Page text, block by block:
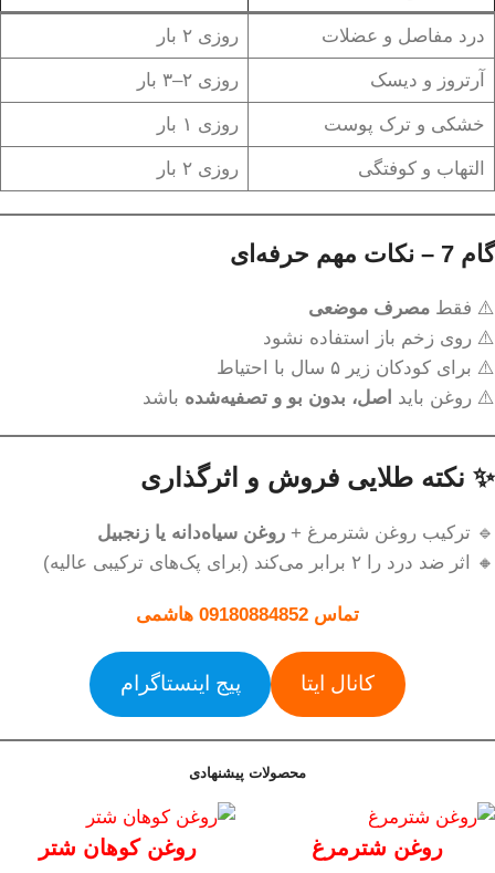
درد مفاصل و عضلات روزی ۲ بار
آرتروز و دیسک روزی ۲–۳ بار
خشکی و ترک پوست روزی ۱ بار
التهاب و کوفتگی روزی ۲ بار
گام 7 – نکات مهم حرفه‌ای
⚠️ فقط مصرف موضعی
⚠️ روی زخم باز استفاده نشود
⚠️ برای کودکان زیر ۵ سال با احتیاط
⚠️ روغن باید اصل، بدون بو و تصفیه‌شده باشد
✨ نکته طلایی فروش و اثرگذاری
🔹 ترکیب روغن شترمرغ + روغن سیاه‌دانه یا زنجبیل
🔸 اثر ضد درد را ۲ برابر می‌کند (برای پک‌های ترکیبی عالیه)
تماس 09180884852 هاشمی
کانال ایتا پیج اینستاگرام
محصولات پیشنهادی
روغن شترمرغ روغن کوهان شتر